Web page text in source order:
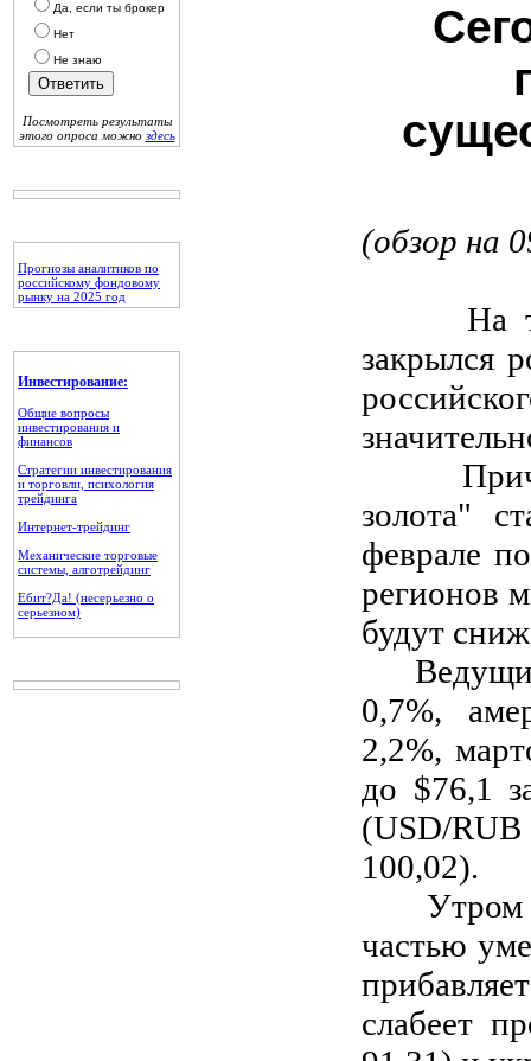
Да, если ты брокер
Нет
Не знаю
Посмотреть результаты
этого опроса можно здесь
Прогнозы аналитиков по
российскому фондовому
рынку на 2025 год
Инвестирование:
Общие вопросы
инвестирования и
финансов
Стратегии инвестирования
и торговли, психология
трейдинга
Интернет-трейдинг
Механические торговые
системы, алготрейдинг
Ебит?Да! (несерьезно о
серьезном)
(обзор на
На
закрылся
золота"
феврале
регионов
будут
Ведущие
0,7%,
2,2%,
до $76,1
(USD/RUB
100,02).
Утром
частью
слабеет